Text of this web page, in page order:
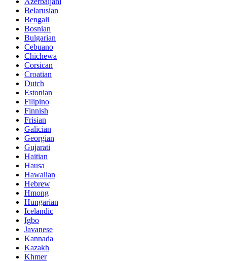
Belarusian
Bengali
Bosnian
Bulgarian
Cebuano
Chichewa
Corsican
Croatian
Dutch
Estonian
Filipino
Finnish
Frisian
Galician
Georgian
Gujarati
Haitian
Hausa
Hawaiian
Hebrew
Hmong
Hungarian
Icelandic
Igbo
Javanese
Kannada
Kazakh
Khmer